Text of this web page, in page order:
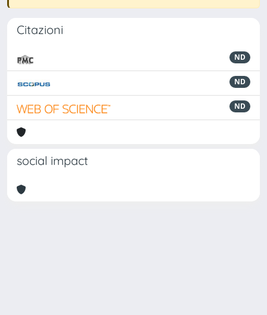
Citazioni
ND
ND
ND
social impact